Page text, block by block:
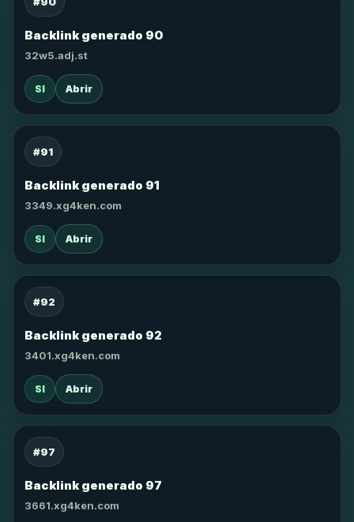
Backlink generado 90
32w5.adj.st
SI Abrir
#91
Backlink generado 91
3349.xg4ken.com
SI Abrir
#92
Backlink generado 92
3401.xg4ken.com
SI Abrir
#97
Backlink generado 97
3661.xg4ken.com